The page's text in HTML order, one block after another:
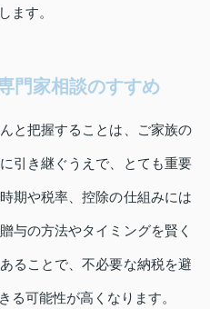
ます。
門家相談のすすめ
と把握することは、ご家族の
引き継ぐうえで、とても重要
期や税率、控除の仕組みには
与の方法やタイミングを賢く
ることで、不必要な納税を避
る可能性が高くなります。